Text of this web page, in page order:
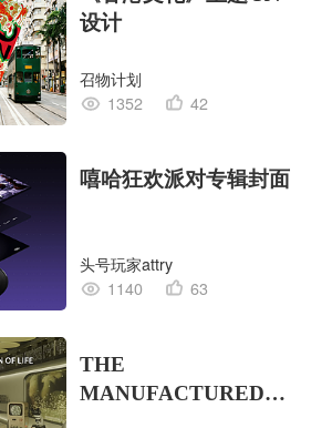
设计
召物计划
1352
42
嘻哈狂欢派对专辑封面
头号玩家attry
1140
63
THE
MANUFACTURED